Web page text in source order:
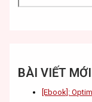
BÀI VIẾT MỚI
[Ebook]: